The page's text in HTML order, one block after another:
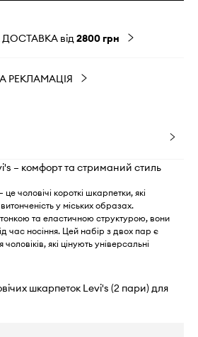
від2800 грн
РЕКЛАМАЦІЯ
– комфорт та стриманий стиль
чоловічі короткі шкарпетки, які
у міських образах.
та еластичною структурою, вони
час носіння. Цей набір з двох пар є
які цінують універсальні
шкарпеток Levi's (2 пари) для